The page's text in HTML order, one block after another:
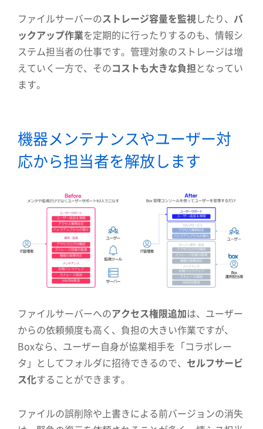
ファイルサーバーのストレージ容量を監視したり、 バ
ックアップ作業を定期的に行ったりするのも、情報シ
ステム担当者の仕事です。管理対象のストレージは増
えていく一方で、そのコストも大きな負担となってい
ます。
機器メンテナンスやユーザー対
応から担当者を解放します
ファイルサーバーへのアクセス権限追加は、ユーザー
からの依頼頻度も高く、負担の大きい作業ですが、
Boxなら、ユーザー自身が協業相手を「コラボレー
タ」としてフォルダに招待できるので、 セルフサービ
ス化することができます。
ファイルの誤削除や上書きによる前バージョンの消失